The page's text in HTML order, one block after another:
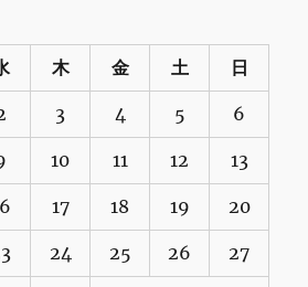
木 金 土 日
3 4 5 6
10 11 12 13
17 18 19 20
24 25 26 27